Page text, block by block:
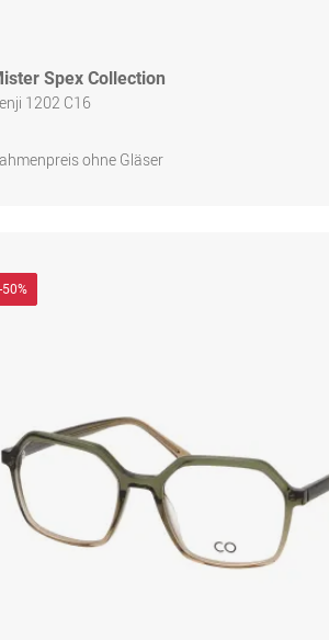
Spex Collection
1202 C16
ohne Gläser
-50%